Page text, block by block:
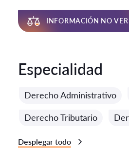
INFORMACIÓN NO
Especialidad
Derecho Administrativo
Derecho Tributario
Desplegar todo